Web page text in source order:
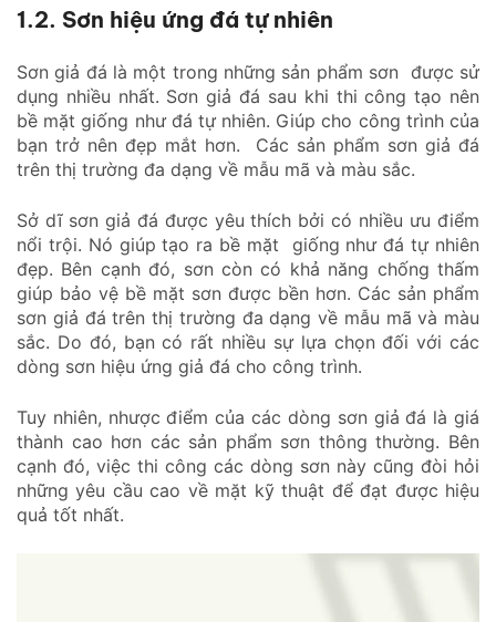
1.2. Sơn hiệu ứng đá tự nhiên
Sơn giả đá là một trong những sản phẩm sơn được sử
dụng nhiều nhất. Sơn giả đá sau khi thi công tạo nên
bề mặt giống như đá tự nhiên. Giúp cho công trình của
bạn trở nên đẹp mắt hơn. Các sản phẩm sơn giả đá
trên thị trường đa dạng về mẫu mã và màu sắc.
Sở dĩ sơn giả đá được yêu thích bởi có nhiều ưu điểm
nổi trội. Nó giúp tạo ra bề mặt giống như đá tự nhiên
đẹp. Bên cạnh đó, sơn còn có khả năng chống thấm
giúp bảo vệ bề mặt sơn được bền hơn. Các sản phẩm
sơn giả đá trên thị trường đa dạng về mẫu mã và màu
sắc. Do đó, bạn có rất nhiều sự lựa chọn đối với các
dòng sơn hiệu ứng giả đá cho công trình.
Tuy nhiên, nhược điểm của các dòng sơn giả đá là giá
thành cao hơn các sản phẩm sơn thông thường. Bên
cạnh đó, việc thi công các dòng sơn này cũng đòi hỏi
những yêu cầu cao về mặt kỹ thuật để đạt được hiệu
quả tốt nhất.